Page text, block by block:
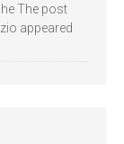
The post
appeared